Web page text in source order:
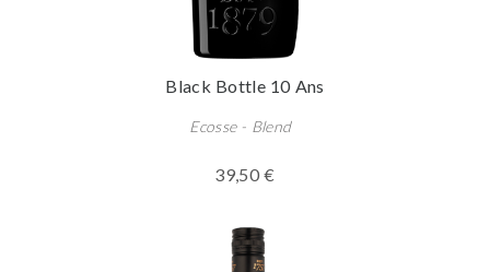
Black Bottle 10 Ans
Ecosse - Blend
39,50 €